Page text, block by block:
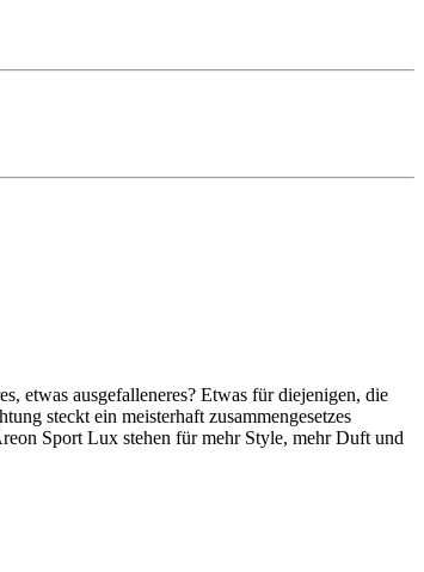
etwas ausgefalleneres? Etwas für diejenigen, die
steckt ein meisterhaft zusammengesetzes
Sport Lux stehen für mehr Style, mehr Duft und